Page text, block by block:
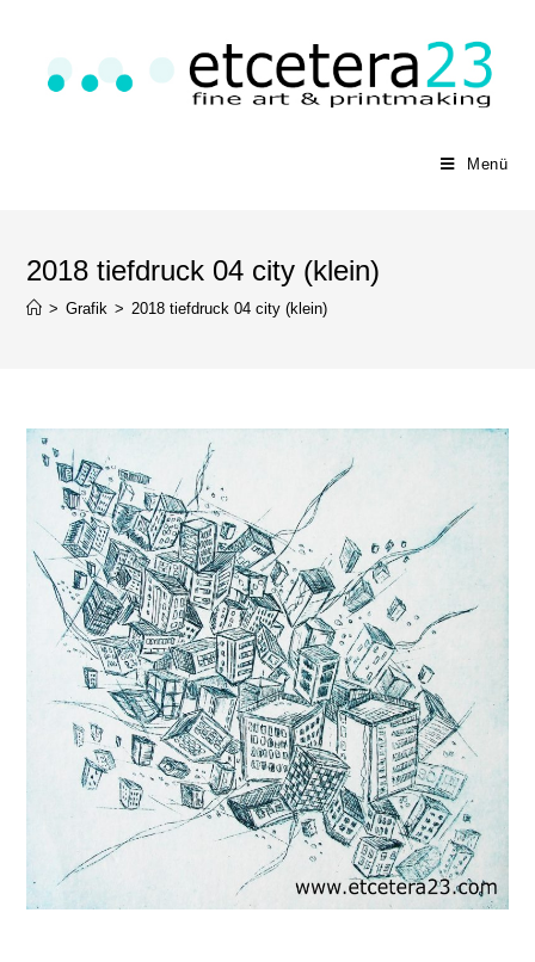
Menü
2018 tiefdruck 04 city (klein)
> Grafik > 2018 tiefdruck 04 city (klein)